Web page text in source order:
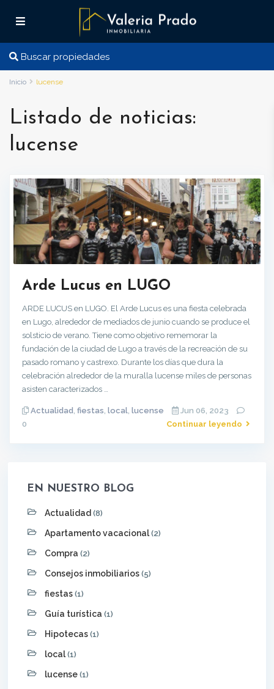
Buscar propiedades
Inicio lucense
Listado de noticias:
lucense
Arde Lucus en LUGO
ARDE LUCUS en LUGO. El Arde Lucus es una fiesta celebrada
en Lugo, alrededor de mediados de junio cuando se produce el
solsticio de verano. Tiene como objetivo rememorar la
fundación de la ciudad de Lugo a través de la recreación de su
pasado romano y castrexo. Durante los días que dura la
celebración alrededor de la muralla lucense miles de personas
asisten caracterizados …
Actualidad, fiestas, local, lucense
Jun 06, 2023
0
Continuar leyendo
EN NUESTRO BLOG
Actualidad (8)
Apartamento vacacional(2)
Compra (2)
Consejos inmobiliarios (5)
fiestas (1)
Guía turística (1)
Hipotecas (1)
local(1)
lucense (1)